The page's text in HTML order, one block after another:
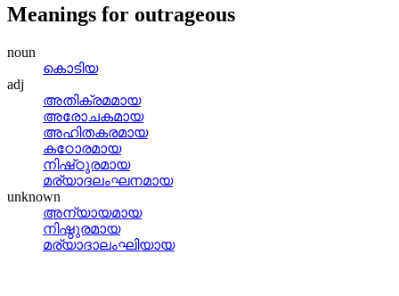
Meanings for outrageous
noun
കൊടിയ
adj
അതിക്രമമായ
അരോചകമായ
അഹിതകരമായ
കഠോരമായ
നിഷ്‌ഠുരമായ
മര്യാദലംഘനമായ
unknown
അന്യായമായ
നിഷ്ഠുരമായ
മര്യാദാലംഘിയായ